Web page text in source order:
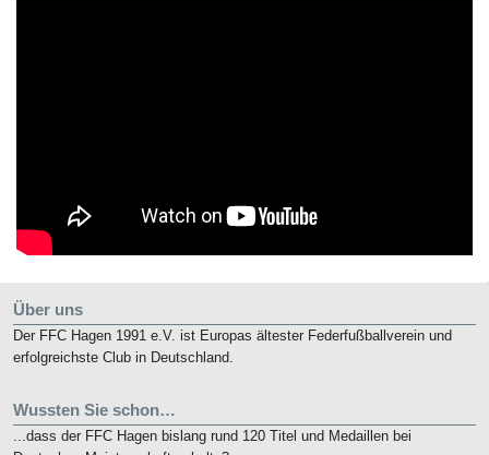
Über uns
Der FFC Hagen 1991 e.V. ist Europas ältester Federfußballverein und
erfolgreichste Club in Deutschland.
Wussten Sie schon…
...dass der FFC Hagen bislang rund 120 Titel und Medaillen bei